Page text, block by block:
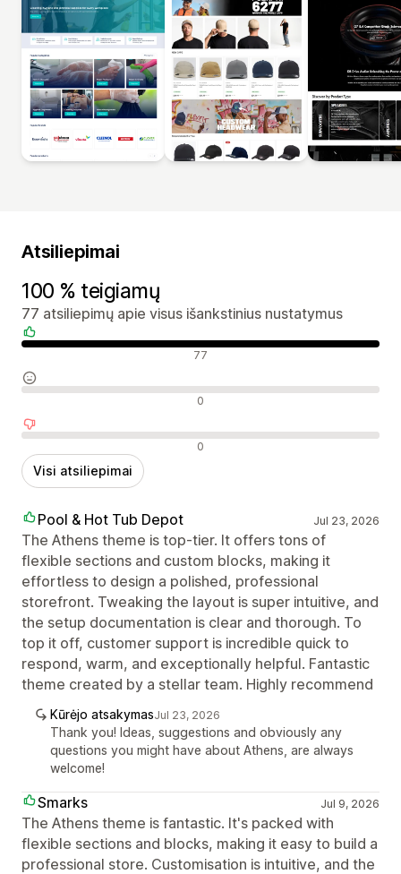
Atsiliepimai
100 % teigiamų
77 atsiliepimų apie visus išankstinius nustatymus
Teigiami atsiliepimai 77
Neutralūs atsiliepimai 0
Neigiami atsiliepimai 0
Visi atsiliepimai
Pool & Hot Tub Depot Jul 23, 2026
The Athens theme is top-tier. It offers tons of
flexible sections and custom blocks, making it
effortless to design a polished, professional
storefront. Tweaking the layout is super intuitive, and
the setup documentation is clear and thorough. To
top it off, customer support is incredible quick to
respond, warm, and exceptionally helpful. Fantastic
theme created by a stellar team. Highly recommend
Kūrėjo atsakymasJul 23, 2026
Thank you! Ideas, suggestions and obviously any
questions you might have about Athens, are always
welcome!
Smarks Jul 9, 2026
The Athens theme is fantastic. It's packed with
flexible sections and blocks, making it easy to build a
professional store. Customisation is intuitive, and the